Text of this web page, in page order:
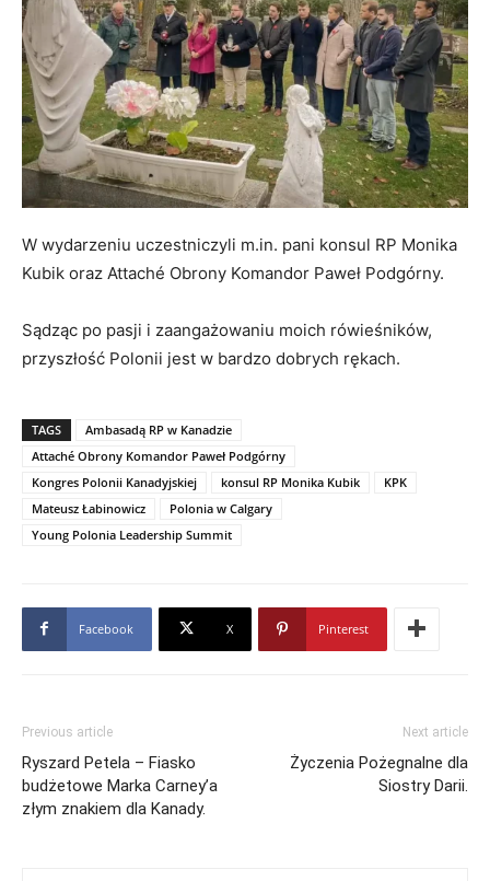
W wydarzeniu uczestniczyli m.in. pani konsul RP Monika
Kubik oraz Attaché Obrony Komandor Paweł Podgórny.
Sądząc po pasji i zaangażowaniu moich rówieśników,
przyszłość Polonii jest w bardzo dobrych rękach.
TAGS
Ambasadą RP w Kanadzie
Attaché Obrony Komandor Paweł Podgórny
Kongres Polonii Kanadyjskiej
konsul RP Monika Kubik
KPK
Mateusz Łabinowicz
Polonia w Calgary
Young Polonia Leadership Summit
Facebook X Pinterest
Previous article
Ryszard Petela – Fiasko
budżetowe Marka Carney’a
złym znakiem dla Kanady.
Next article
Życzenia Pożegnalne dla
Siostry Darii.